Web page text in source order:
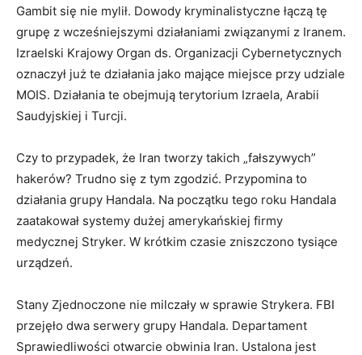
Gambit się nie mylił. Dowody kryminalistyczne łączą tę
grupę z wcześniejszymi działaniami związanymi z Iranem.
Izraelski Krajowy Organ ds. Organizacji Cybernetycznych
oznaczył już te działania jako mające miejsce przy udziale
MOIS. Działania te obejmują terytorium Izraela, Arabii
Saudyjskiej i Turcji.
Czy to przypadek, że Iran tworzy takich „fałszywych”
hakerów? Trudno się z tym zgodzić. Przypomina to
działania grupy Handala. Na początku tego roku Handala
zaatakował systemy dużej amerykańskiej firmy
medycznej Stryker. W krótkim czasie zniszczono tysiące
urządzeń.
Stany Zjednoczone nie milczały w sprawie Strykera. FBI
przejęło dwa serwery grupy Handala. Departament
Sprawiedliwości otwarcie obwinia Iran. Ustalona jest